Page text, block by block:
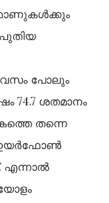
പോലും
74.7 ശതമാനം
തന്നെ
ഇയര്‍ഫോണ്‍
എന്നാല്‍